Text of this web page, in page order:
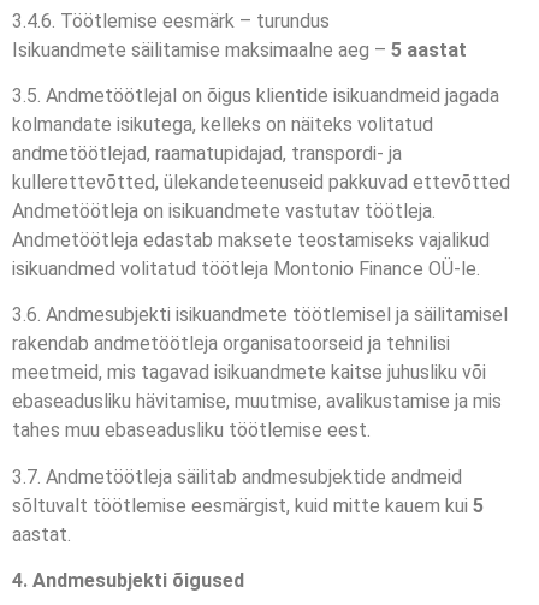
3.4.6. Töötlemise eesmärk – turundus
Isikuandmete säilitamise maksimaalne aeg – 5 aastat
3.5. Andmetöötlejal on õigus klientide isikuandmeid jagada
kolmandate isikutega, kelleks on näiteks volitatud
andmetöötlejad, raamatupidajad, transpordi- ja
kullerettevõtted, ülekandeteenuseid pakkuvad ettevõtted
Andmetöötleja on isikuandmete vastutav töötleja.
Andmetöötleja edastab maksete teostamiseks vajalikud
isikuandmed volitatud töötleja Montonio Finance OÜ-le.
3.6. Andmesubjekti isikuandmete töötlemisel ja säilitamisel
rakendab andmetöötleja organisatoorseid ja tehnilisi
meetmeid, mis tagavad isikuandmete kaitse juhusliku või
ebaseadusliku hävitamise, muutmise, avalikustamise ja mis
tahes muu ebaseadusliku töötlemise eest.
3.7. Andmetöötleja säilitab andmesubjektide andmeid
sõltuvalt töötlemise eesmärgist, kuid mitte kauem kui 5
aastat.
4. Andmesubjekti õigused